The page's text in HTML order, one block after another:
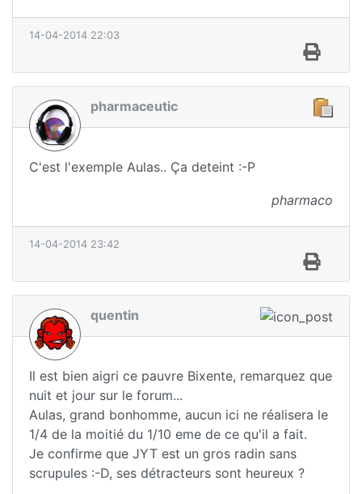
14-04-2014 22:03
pharmaceutic
C'est l'exemple Aulas.. Ça deteint :-P
pharmaco
14-04-2014 23:42
quentin
Il est bien aigri ce pauvre Bixente, remarquez que
nuit et jour sur le forum...
Aulas, grand bonhomme, aucun ici ne réalisera le
1/4 de la moitié du 1/10 eme de ce qu'il a fait.
Je confirme que JYT est un gros radin sans
scrupules :-D, ses détracteurs sont heureux ?